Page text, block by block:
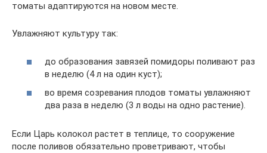
томаты адаптируются на новом месте.
Увлажняют культуру так:
до образования завязей помидоры поливают раз
в неделю (4 л на один куст);
во время созревания плодов томаты увлажняют
два раза в неделю (3 л воды на одно растение).
Если Царь колокол растет в теплице, то сооружение
после поливов обязательно проветривают, чтобы